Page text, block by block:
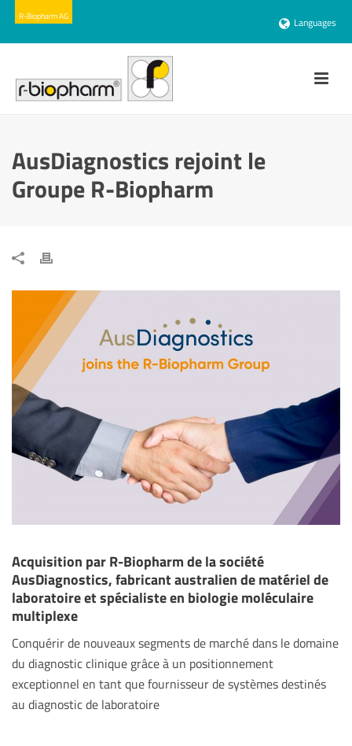
Languages
AusDiagnostics rejoint le
Groupe R-Biopharm
Acquisition par R-Biopharm de la société
AusDiagnostics, fabricant australien de matériel de
laboratoire et spécialiste en biologie moléculaire
multiplexe
Conquérir de nouveaux segments de marché dans le domaine
du diagnostic clinique grâce à un positionnement
exceptionnel en tant que fournisseur de systèmes destinés
au diagnostic de laboratoire